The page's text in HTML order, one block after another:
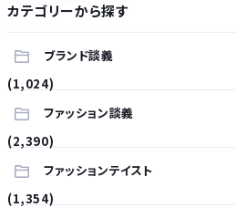
カテゴリーから探す
ブランド談義
(1,024)
ファッション談義
(2,390)
ファッションテイスト
(1,354)